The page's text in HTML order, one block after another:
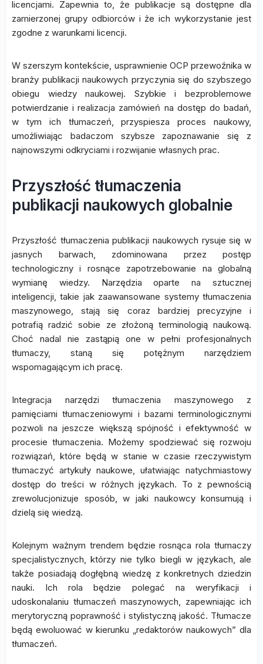
licencjami. Zapewnia to, że publikacje są dostępne dla
zamierzonej grupy odbiorców i że ich wykorzystanie jest
zgodne z warunkami licencji.
W szerszym kontekście, usprawnienie OCP przewoźnika w
branży publikacji naukowych przyczynia się do szybszego
obiegu wiedzy naukowej. Szybkie i bezproblemowe
potwierdzanie i realizacja zamówień na dostęp do badań,
w tym ich tłumaczeń, przyspiesza proces naukowy,
umożliwiając badaczom szybsze zapoznawanie się z
najnowszymi odkryciami i rozwijanie własnych prac.
Przyszłość tłumaczenia
publikacji naukowych globalnie
Przyszłość tłumaczenia publikacji naukowych rysuje się w
jasnych barwach, zdominowana przez postęp
technologiczny i rosnące zapotrzebowanie na globalną
wymianę wiedzy. Narzędzia oparte na sztucznej
inteligencji, takie jak zaawansowane systemy tłumaczenia
maszynowego, stają się coraz bardziej precyzyjne i
potrafią radzić sobie ze złożoną terminologią naukową.
Choć nadal nie zastąpią one w pełni profesjonalnych
tłumaczy, staną się potężnym narzędziem
wspomagającym ich pracę.
Integracja narzędzi tłumaczenia maszynowego z
pamięciami tłumaczeniowymi i bazami terminologicznymi
pozwoli na jeszcze większą spójność i efektywność w
procesie tłumaczenia. Możemy spodziewać się rozwoju
rozwiązań, które będą w stanie w czasie rzeczywistym
tłumaczyć artykuły naukowe, ułatwiając natychmiastowy
dostęp do treści w różnych językach. To z pewnością
zrewolucjonizuje sposób, w jaki naukowcy konsumują i
dzielą się wiedzą.
Kolejnym ważnym trendem będzie rosnąca rola tłumaczy
specjalistycznych, którzy nie tylko biegli w językach, ale
także posiadają dogłębną wiedzę z konkretnych dziedzin
nauki. Ich rola będzie polegać na weryfikacji i
udoskonalaniu tłumaczeń maszynowych, zapewniając ich
merytoryczną poprawność i stylistyczną jakość. Tłumacze
będą ewoluować w kierunku „redaktorów naukowych” dla
tłumaczeń.